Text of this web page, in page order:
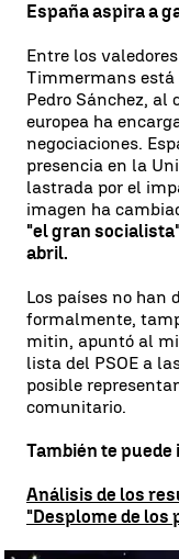
España aspira a
Entre los
Timmermans está
Pedro Sánchez,
europea ha
negociaciones.
presencia en la
lastrada por el
imagen ha
"el gran
abril.
Los países no han
formalmente,
mitin, apuntó al
lista del PSOE a
posible
comunitario.
También te puede
Análisis de los
"Desplome de